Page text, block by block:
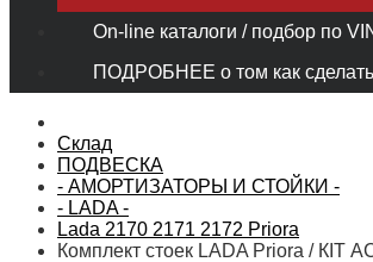
On-line каталоги / подбор по
ПОДРОБНЕЕ о том как сделать
Склад
ПОДВЕСКА
- АМОРТИЗАТОРЫ И СТОЙКИ -
- LADA -
Lada 2170 2171 2172 Priora
Комплект стоек LADA Priora / КIT